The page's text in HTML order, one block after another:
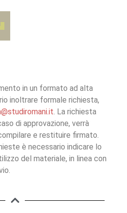
in un formato ad alta
inoltrare formale richiesta,
. La richiesta
di approvazione, verrà
e restituire firmato.
è necessario indicare lo
del materiale, in linea con